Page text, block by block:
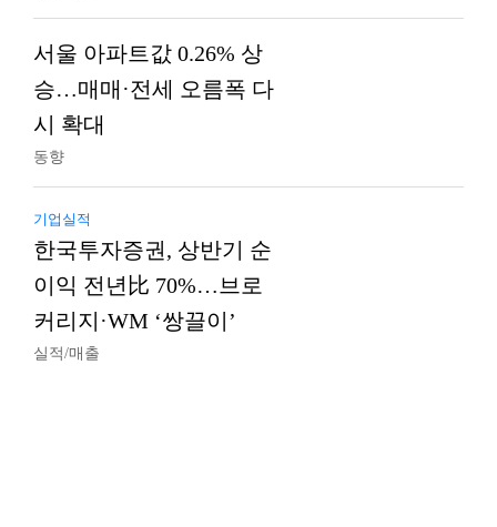
서울 아파트값 0.26% 상
승…매매·전세 오름폭 다
시 확대
동향
기업실적
한국투자증권, 상반기 순
이익 전년比 70%…브로
커리지·WM ‘쌍끌이’
실적/매출